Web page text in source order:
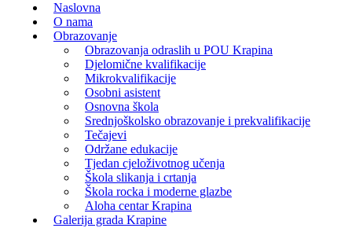
Naslovna
O nama
Obrazovanje
Obrazovanja odraslih u POU Krapina
Djelomične kvalifikacije
Mikrokvalifikacije
Osobni asistent
Osnovna škola
Srednjoškolsko obrazovanje i prekvalifikacije
Tečajevi
Održane edukacije
Tjedan cjeloživotnog učenja
Škola slikanja i crtanja
Škola rocka i moderne glazbe
Aloha centar Krapina
Galerija grada Krapine